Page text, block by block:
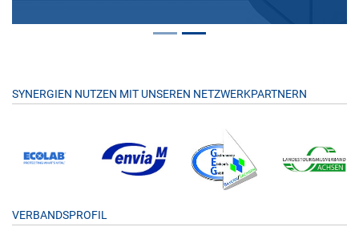
SYNERGIEN NUTZEN MIT UNSEREN NETZWERKPARTNERN
VERBANDSPROFIL